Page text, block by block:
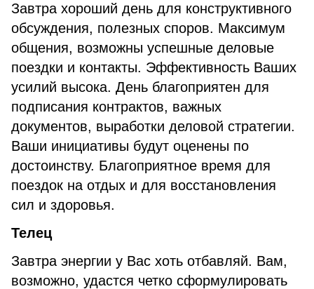
Завтра хороший день для конструктивного
обсуждения, полезных споров. Максимум
общения, возможны успешные деловые
поездки и контакты. Эффективность Ваших
усилий высока. День благоприятен для
подписания контрактов, важных
документов, выработки деловой стратегии.
Ваши инициативы будут оценены по
достоинству. Благоприятное время для
поездок на отдых и для восстановления
сил и здоровья.
Телец
Завтра энергии у Вас хоть отбавляй. Вам,
возможно, удастся четко сформулировать